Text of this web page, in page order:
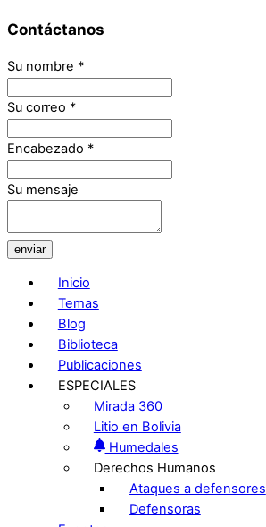
Contáctanos
Su nombre *
Su correo *
Encabezado *
Su mensaje
enviar
Inicio
Temas
Blog
Biblioteca
Publicaciones
ESPECIALES
Mirada 360
Litio en Bolivia
Humedales
Derechos Humanos
Ataques a defensores
Defensoras